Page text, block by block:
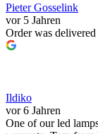
Pieter Gosselink
vor 5 Jahren
Order was
Ildiko
vor 6 Jahren
One of our led